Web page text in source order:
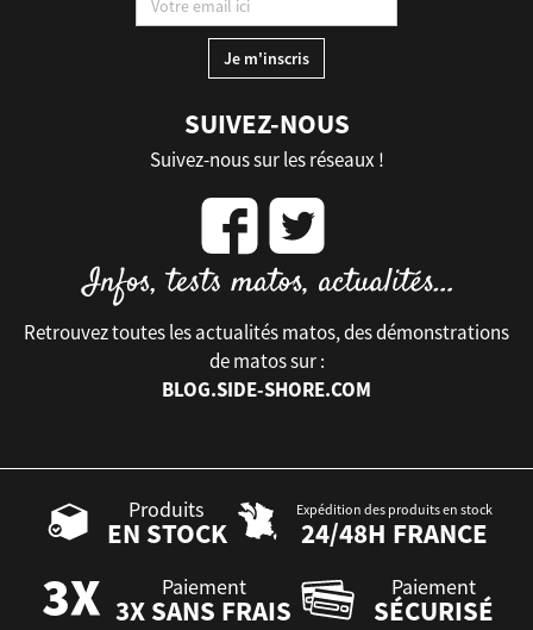
SUIVEZ-NOUS
Suivez-nous sur les réseaux !
Retrouvez toutes les actualités matos, des démonstrations
de matos sur :
BLOG.SIDE-SHORE.COM
Produits
EN STOCK
Expédition des produits en stock
24/48H FRANCE
Paiement
3X SANS FRAIS
Paiement
SÉCURISÉ